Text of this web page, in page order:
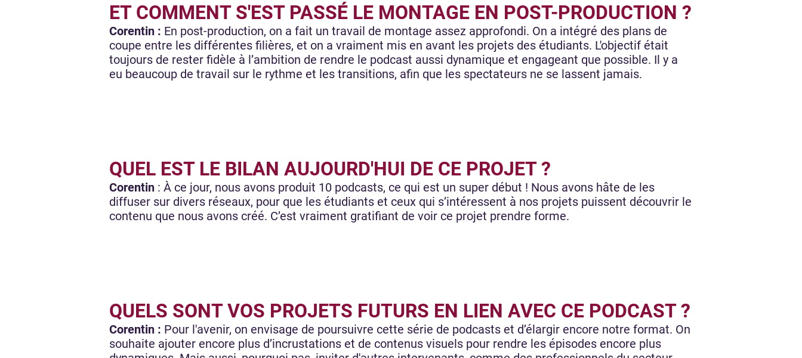
ET COMMENT S'EST PASSÉ LE MONTAGE EN POST-PRODUCTION ?
Corentin : En post-production, on a fait un travail de montage assez approfondi. On a intégré des plans de
coupe entre les différentes filières, et on a vraiment mis en avant les projets des étudiants. L'objectif était
toujours de rester fidèle à l’ambition de rendre le podcast aussi dynamique et engageant que possible. Il y a
eu beaucoup de travail sur le rythme et les transitions, afin que les spectateurs ne se lassent jamais.
QUEL EST LE BILAN AUJOURD'HUI DE CE PROJET ?
Corentin : À ce jour, nous avons produit 10 podcasts, ce qui est un super début ! Nous avons hâte de les
diffuser sur divers réseaux, pour que les étudiants et ceux qui s’intéressent à nos projets puissent découvrir le
contenu que nous avons créé. C’est vraiment gratifiant de voir ce projet prendre forme.
QUELS SONT VOS PROJETS FUTURS EN LIEN AVEC CE PODCAST ?
Corentin : Pour l'avenir, on envisage de poursuivre cette série de podcasts et d’élargir encore notre format. On
souhaite ajouter encore plus d’incrustations et de contenus visuels pour rendre les épisodes encore plus